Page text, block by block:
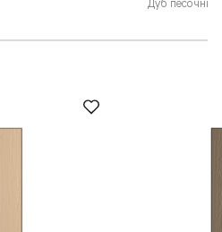
Дуб песочный